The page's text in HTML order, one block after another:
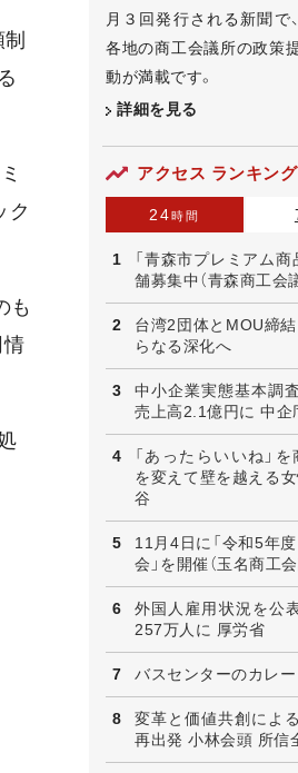
ク
も
情
月３回発行される新聞で
各地の商工会議所の政策
動が満載です。
詳細を見る
アクセス ランキング
24時間
「青森市プレミアム商
舗募集中（青森商工会
台湾2団体とMOU締
らなる深化へ
中小企業実態基本調
売上高2.1億円に 中企
「あったらいいね」
を変えて壁を越える
谷
11月4日に「令和5年
会」を開催（玉名商工会
外国人雇用状況を公
257万人に 厚労省
バスセンターのカレー
変革と価値共創によ
再出発 小林会頭 所信